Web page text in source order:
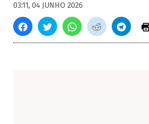
03:11, 04 JUNHO 2026